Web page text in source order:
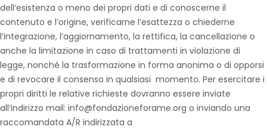
dell’esistenza o meno dei propri dati e di conoscerne il
contenuto e l’origine, verificarne l’esattezza o chiederne
l’integrazione, l’aggiornamento, la rettifica, la cancellazione o
anche la limitazione in caso di trattamenti in violazione di
legge, nonché la trasformazione in forma anonima o di opporsi
e di revocare il consenso in qualsiasi momento. Per esercitare i
propri diritti le relative richieste dovranno essere inviate
all’indirizzo mail: info@fondazioneforame.org o inviando una
raccomandata A/R indirizzata a